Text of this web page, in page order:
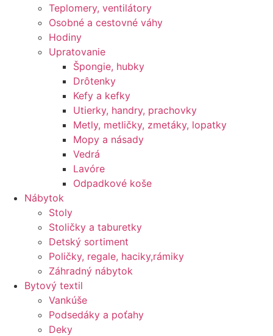
Teplomery, ventilátory
Osobné a cestovné váhy
Hodiny
Upratovanie
Špongie, hubky
Drôtenky
Kefy a kefky
Utierky, handry, prachovky
Metly, metličky, zmetáky, lopatky
Mopy a násady
Vedrá
Lavóre
Odpadkové koše
Nábytok
Stoly
Stoličky a taburetky
Detský sortiment
Poličky, regale, haciky,rámiky
Záhradný nábytok
Bytový textil
Vankúše
Podsedáky a poťahy
Deky